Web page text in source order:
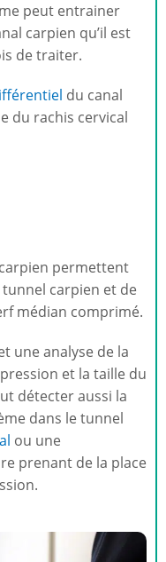
peut entrainer
carpien qu’il est
de traiter.
du canal
du rachis cervical
carpien permettent
carpien et de
médian comprimé.
une analyse de la
et la taille du
détecter aussi la
dans le tunnel
ou une
prenant de la place